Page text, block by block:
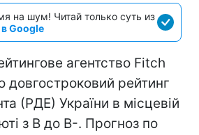
на шум! Читай только суть из
Google
агентство Fitch
довгостроковий рейтинг
(РДЕ) України в місцевій
з B до B-. Прогноз по